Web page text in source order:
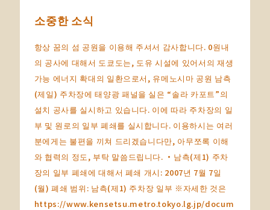
소중한 소식
항상 꿈의 섬 공원을 이용해 주셔서 감사합니다. 0원내
의 공사에 대해서 도쿄도는, 도유 시설에 있어서의 재생
가능 에너지 확대의 일환으로서, 유메노시마 공원 남측
(제일) 주차장에 태양광 패널을 실은 “솔라 카포트”의
설치 공사를 실시하고 있습니다. 이에 따라 주차장의 일
부 및 원로의 일부 폐쇄를 실시합니다. 이용하시는 여러
분에게는 불편을 끼쳐 드리겠습니다만, 아무쪼록 이해
와 협력의 정도, 부탁 말씀드립니다. ・남측(제1) 주차
장의 일부 폐쇄에 대해서 폐쇄 개시: 2007년 7월 7일
(월) 폐쇄 범위: 남측(제1) 주차장 일부 ※자세한 것은
https://www.kensetsu.metro.tokyo.lg.jp/docum